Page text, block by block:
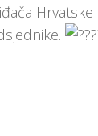
Hrvatske